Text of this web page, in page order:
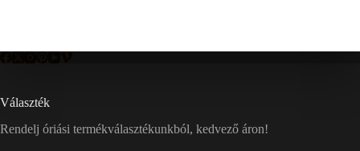
Választék
Rendelj óriási termékválasztékunkból, kedvező áron!